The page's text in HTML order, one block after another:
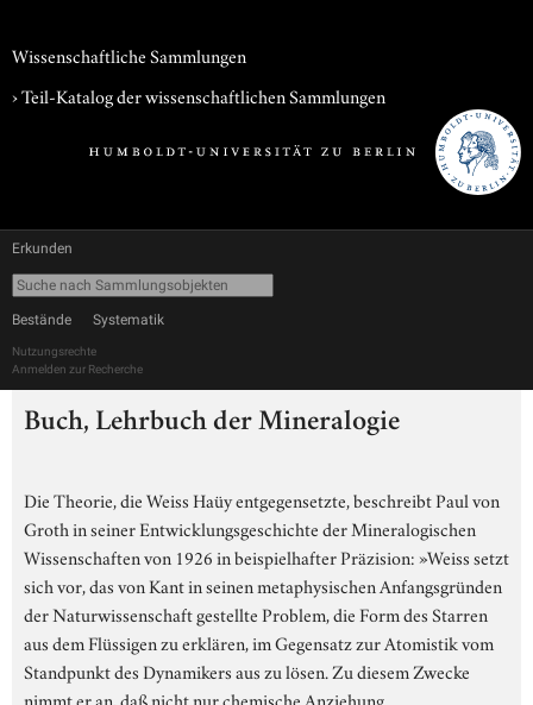
Wissenschaftliche Sammlungen
› Teil-Katalog der wissenschaftlichen Sammlungen
Erkunden
Bestände Systematik
Nutzungsrechte
Anmelden zur Recherche
Buch, Lehrbuch der Mineralogie
Die Theorie, die Weiss Haüy entgegensetzte, beschreibt Paul von
Groth in seiner Entwicklungsgeschichte der Mineralogischen
Wissenschaften von 1926 in beispielhafter Präzision: »Weiss setzt
sich vor, das von Kant in seinen metaphysischen Anfangsgründen
der Naturwissenschaft gestellte Problem, die Form des Starren
aus dem Flüssigen zu erklären, im Gegensatz zur Atomistik vom
Standpunkt des Dynamikers aus zu lösen. Zu diesem Zwecke
nimmt er an, daß nicht nur chemische Anziehung